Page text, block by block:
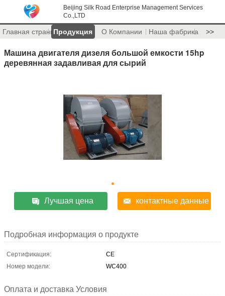
Beijing Silk Road Enterprise Management Services
Co.,LTD
Главная страницаПродукция О Компании Наша фабрика >>
Машина двигателя дизеля большой емкости 15hp
деревянная задавливая для сырий
Лучшая цена контактные данные
Подробная информация о продукте
Сертификация:
CE
Номер модели:
WC400
Оплата и доставка Условия